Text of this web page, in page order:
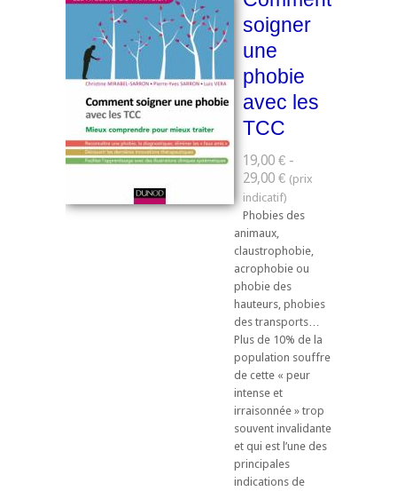
soigner
une
phobie
avec les
TCC
19,00 € -
29,00 €
Phobies des
animaux,
claustrophobie,
acrophobie ou
phobie des
hauteurs, phobies
des transports…
Plus de 10% de la
population souffre
de cette « peur
intense et
irraisonnée » trop
souvent invalidante
et qui est l’une des
principales
indications de